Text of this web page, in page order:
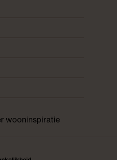
wooninspiratie